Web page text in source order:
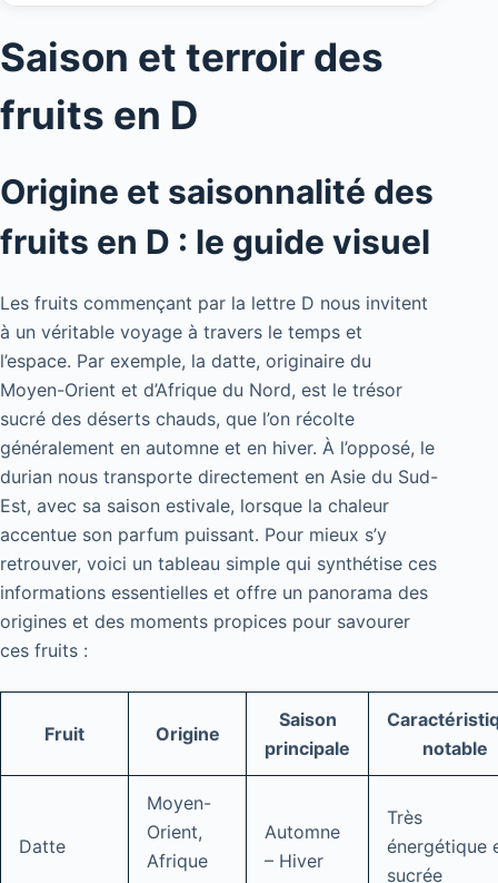
Saison et terroir des
fruits en D
Origine et saisonnalité des
fruits en D : le guide visuel
Les fruits commençant par la lettre D nous invitent
à un véritable voyage à travers le temps et
l’espace. Par exemple, la datte, originaire du
Moyen-Orient et d’Afrique du Nord, est le trésor
sucré des déserts chauds, que l’on récolte
généralement en automne et en hiver. À l’opposé, le
durian nous transporte directement en Asie du Sud-
Est, avec sa saison estivale, lorsque la chaleur
accentue son parfum puissant. Pour mieux s’y
retrouver, voici un tableau simple qui synthétise ces
informations essentielles et offre un panorama des
origines et des moments propices pour savourer
ces fruits :
Fruit Origine
Saison
principale
notable
Datte
Moyen-
Orient,
Afrique
Automne
– Hiver
Très
énergétique
sucrée